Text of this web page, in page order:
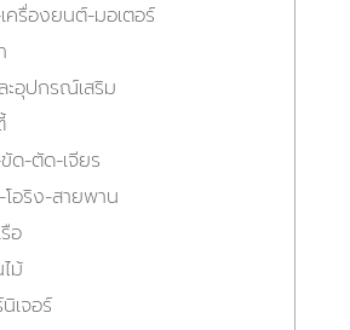
ครื่องยนต์-มอเตอร์
ะอุปกรณ์เสริม
ด-ตัด-เจียร
อริง-สายพาน
อ
ม้
เจอร์